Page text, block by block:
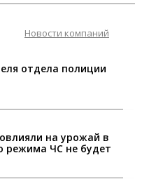
Новости компаний
отдела полиции
на урожай в
режима ЧС не будет